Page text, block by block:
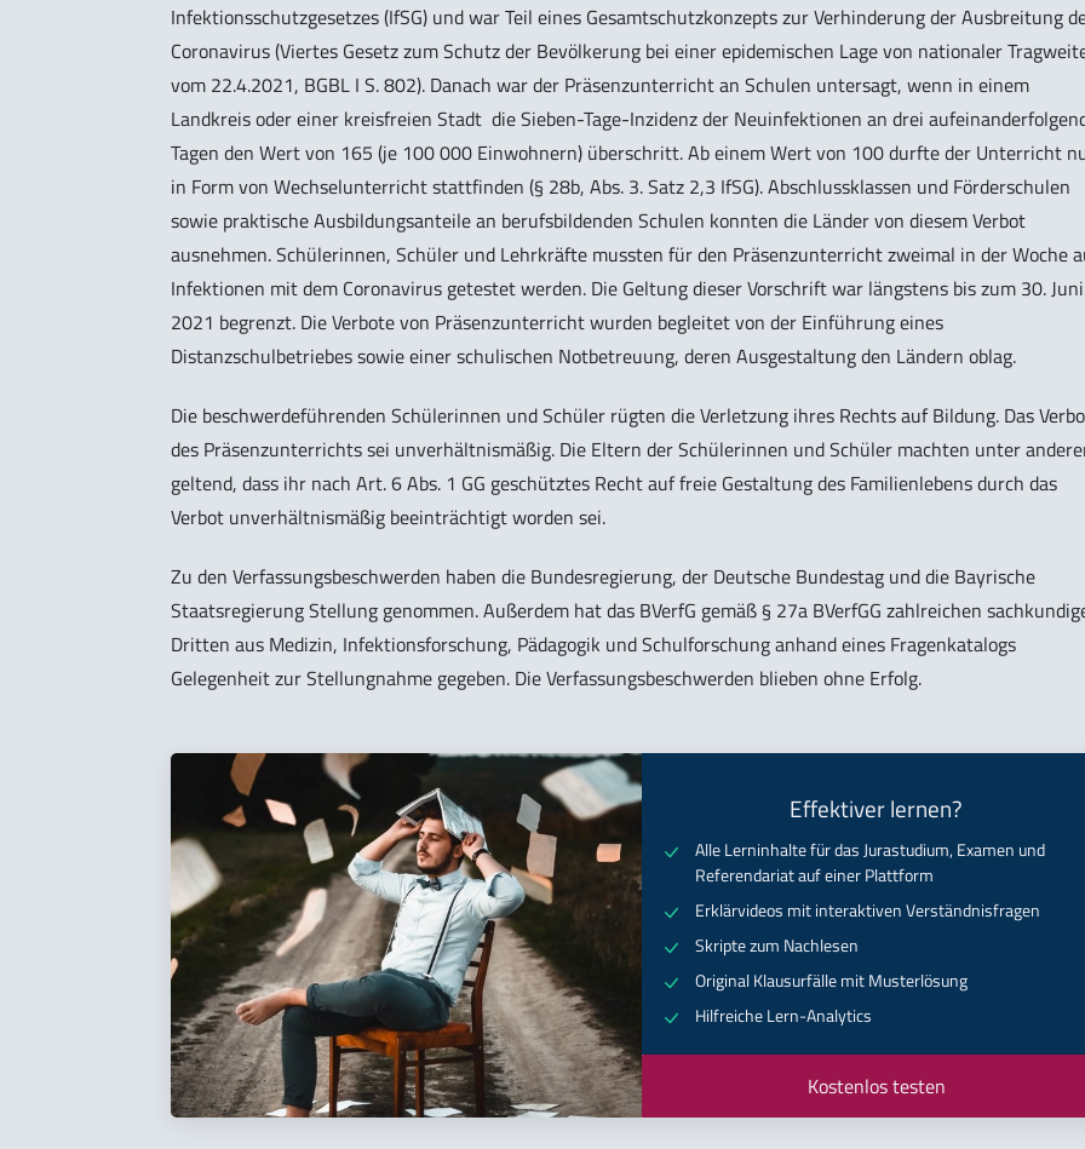
Infektionsschutzgesetzes (IfSG) und war Teil eines Gesamtschutzkonzepts zur Verhinderung der Ausbreitung
Coronavirus (Viertes Gesetz zum Schutz der Bevölkerung bei einer epidemischen Lage von nationaler
vom 22.4.2021, BGBL I S. 802). Danach war der Präsenzunterricht an Schulen untersagt, wenn in einem
Landkreis oder einer kreisfreien Stadt die Sieben-Tage-Inzidenz der Neuinfektionen an drei
Tagen den Wert von 165 (je 100 000 Einwohnern) überschritt. Ab einem Wert von 100 durfte der Unterricht
in Form von Wechselunterricht stattfinden (§ 28b, Abs. 3. Satz 2,3 IfSG). Abschlussklassen und Förderschulen
sowie praktische Ausbildungsanteile an berufsbildenden Schulen konnten die Länder von diesem Verbot
ausnehmen. Schülerinnen, Schüler und Lehrkräfte mussten für den Präsenzunterricht zweimal in der Woche
Infektionen mit dem Coronavirus getestet werden. Die Geltung dieser Vorschrift war längstens bis zum 30. Juni
2021 begrenzt. Die Verbote von Präsenzunterricht wurden begleitet von der Einführung eines
Distanzschulbetriebes sowie einer schulischen Notbetreuung, deren Ausgestaltung den Ländern oblag.
Die beschwerdeführenden Schülerinnen und Schüler rügten die Verletzung ihres Rechts auf Bildung. Das
des Präsenzunterrichts sei unverhältnismäßig. Die Eltern der Schülerinnen und Schüler machten unter
geltend, dass ihr nach Art. 6 Abs. 1 GG geschütztes Recht auf freie Gestaltung des Familienlebens durch das
Verbot unverhältnismäßig beeinträchtigt worden sei.
Zu den Verfassungsbeschwerden haben die Bundesregierung, der Deutsche Bundestag und die Bayrische
Staatsregierung Stellung genommen. Außerdem hat das BVerfG gemäß § 27a BVerfGG zahlreichen
Dritten aus Medizin, Infektionsforschung, Pädagogik und Schulforschung anhand eines Fragenkatalogs
Gelegenheit zur Stellungnahme gegeben. Die Verfassungsbeschwerden blieben ohne Erfolg.
Effektiver lernen?
Alle Lerninhalte für das Jurastudium, Examen und
Referendariat auf einer Plattform
Erklärvideos mit interaktiven Verständnisfragen
Skripte zum Nachlesen
Original Klausurfälle mit Musterlösung
Hilfreiche Lern-Analytics
Kostenlos testen